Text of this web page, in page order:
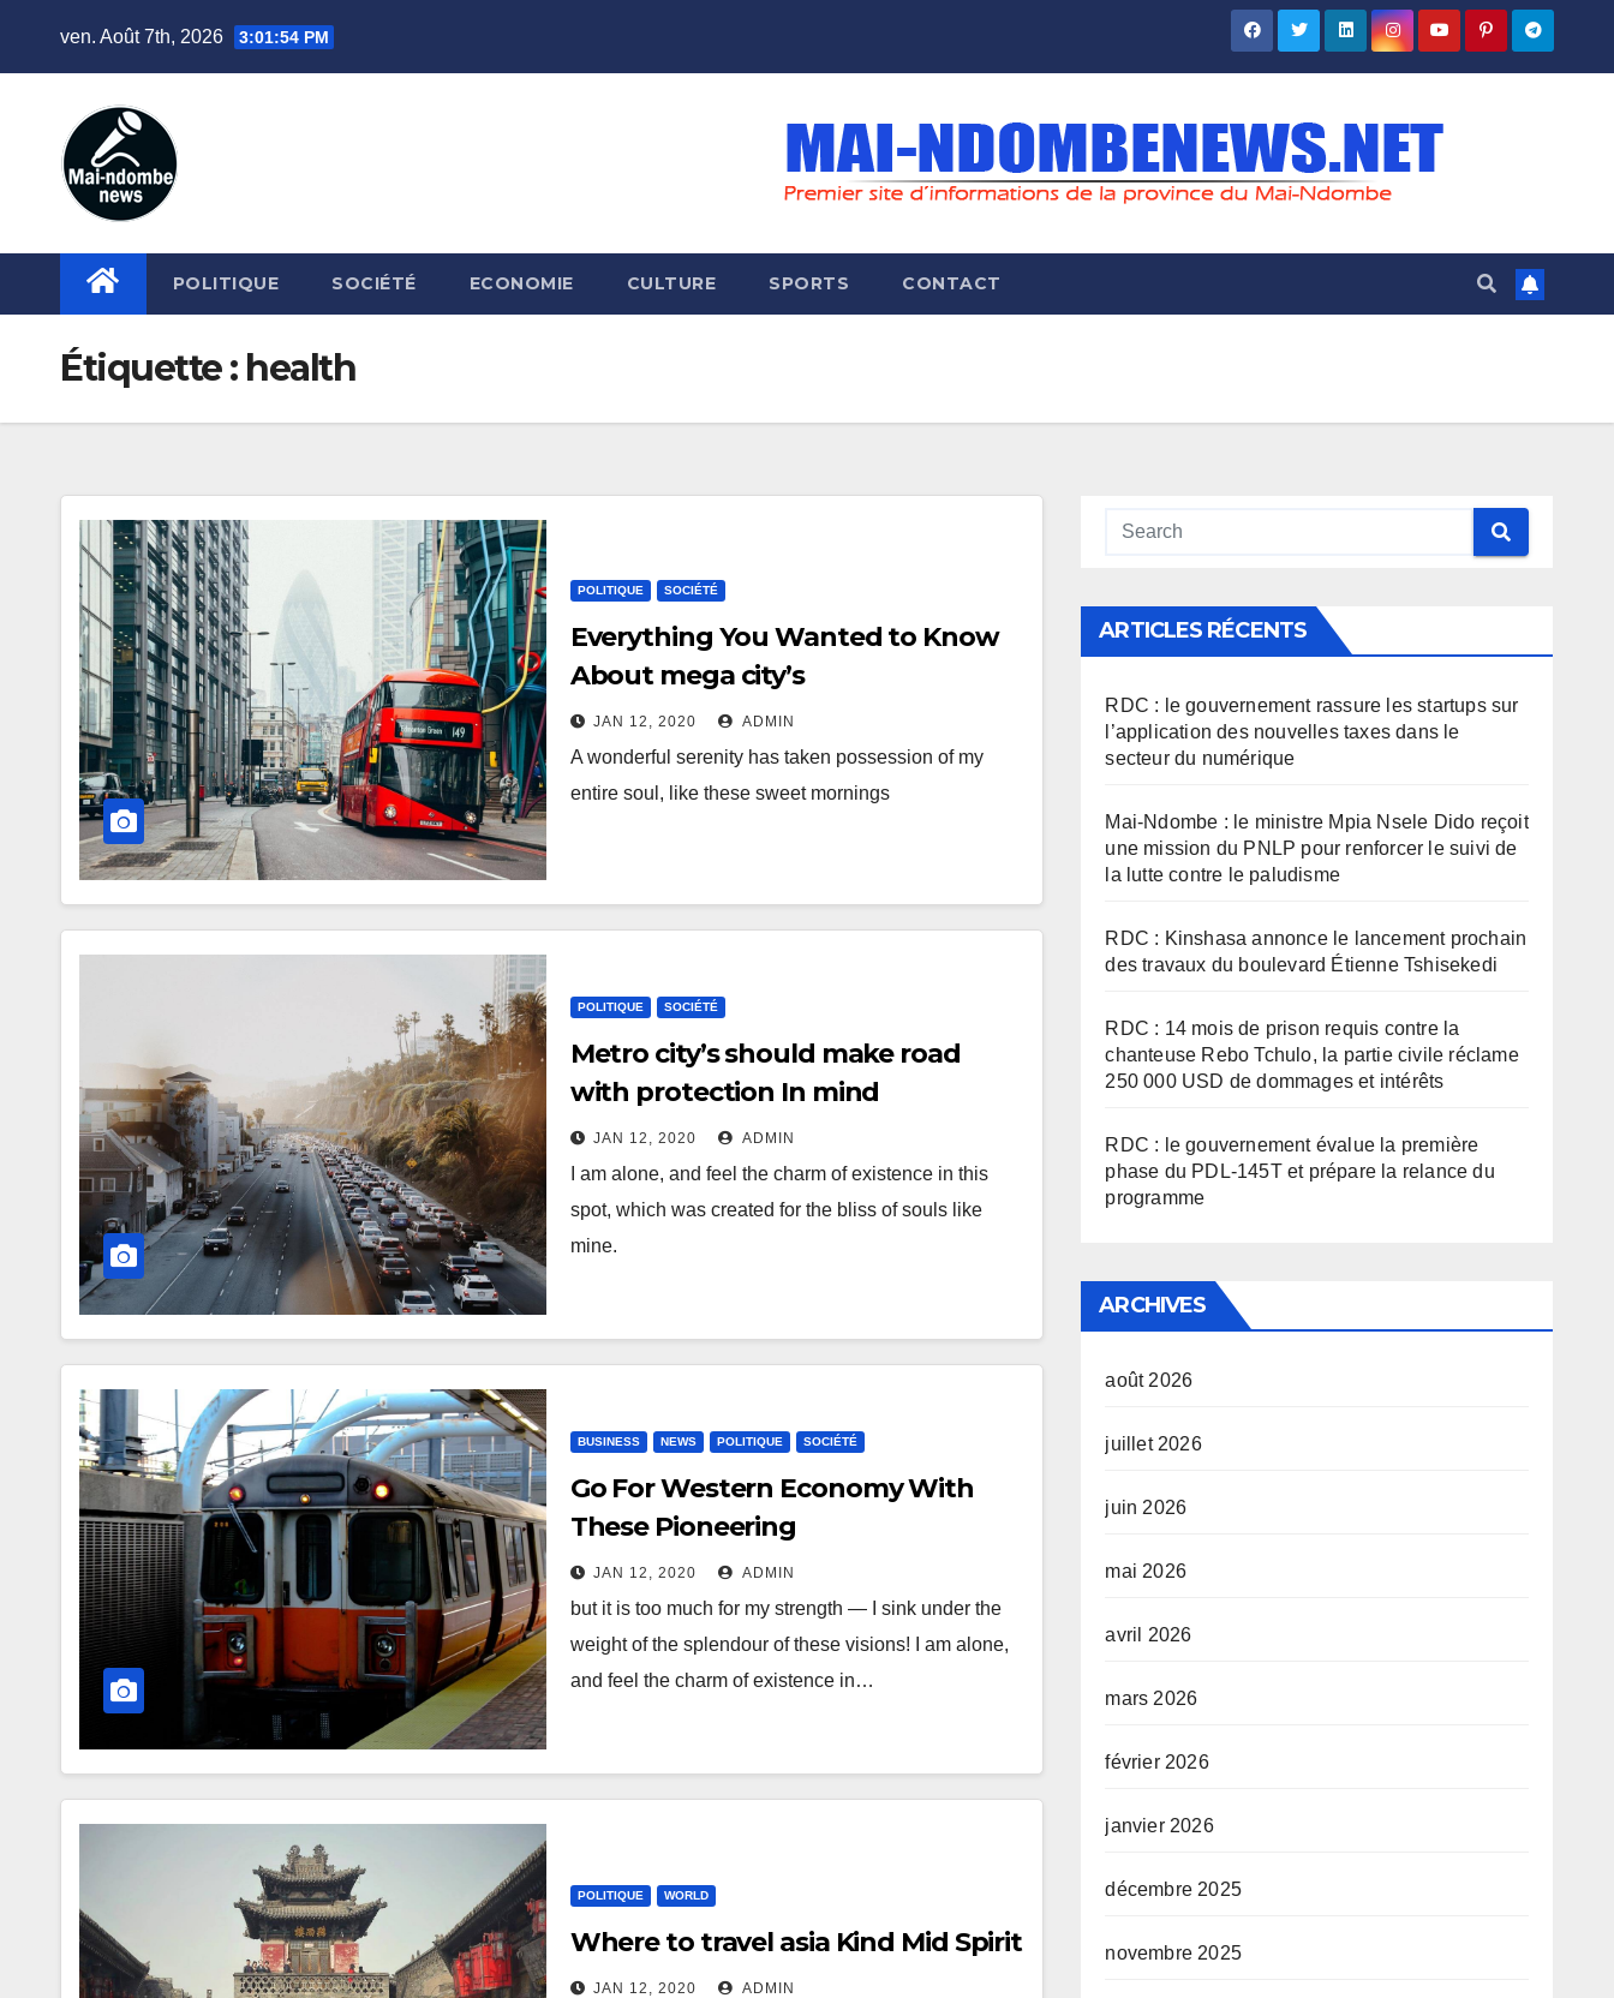
ven. Août 7th, 2026 3:01:55 PM
POLITIQUE SOCIÉTÉ ECONOMIE CULTURE SPORTS CONTACT
Étiquette : health
POLITIQUE SOCIÉTÉ
Everything You Wanted to Know
About mega city’s
JAN 12, 2020 ADMIN
A wonderful serenity has taken possession of my
entire soul, like these sweet mornings
POLITIQUE SOCIÉTÉ
Metro city’s should make road
with protection In mind
JAN 12, 2020 ADMIN
I am alone, and feel the charm of existence in this
spot, which was created for the bliss of souls like
mine.
BUSINESS NEWS POLITIQUE SOCIÉTÉ
Go For Western Economy With
These Pioneering
JAN 12, 2020 ADMIN
but it is too much for my strength — I sink under the
weight of the splendour of these visions! I am alone,
and feel the charm of existence in…
POLITIQUE WORLD
Where to travel asia Kind Mid Spirit
JAN 12, 2020 ADMIN
ARTICLES RÉCENTS
RDC : le gouvernement rassure les startups sur
l’application des nouvelles taxes dans le
secteur du numérique
Mai-Ndombe : le ministre Mpia Nsele Dido reçoit
une mission du PNLP pour renforcer le suivi de
la lutte contre le paludisme
RDC : Kinshasa annonce le lancement prochain
des travaux du boulevard Étienne Tshisekedi
RDC : 14 mois de prison requis contre la
chanteuse Rebo Tchulo, la partie civile réclame
250 000 USD de dommages et intérêts
RDC : le gouvernement évalue la première
phase du PDL-145T et prépare la relance du
programme
ARCHIVES
août 2026
juillet 2026
juin 2026
mai 2026
avril 2026
mars 2026
février 2026
janvier 2026
décembre 2025
novembre 2025